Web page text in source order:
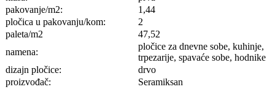
pakovanje/m2:
1,44
pločica u pakovanju/kom:
2
paleta/m2
47,52
namena:
pločice za dnevne sobe, kuhinje,
trpezarije, spavaće sobe, hodnike
dizajn pločice:
drvo
proizvođač:
Seramiksan